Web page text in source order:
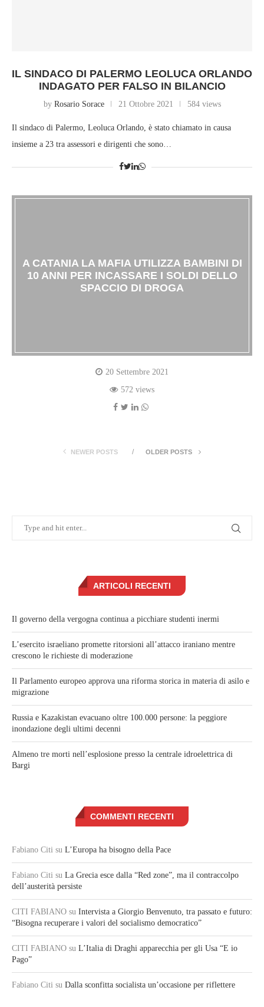
IL SINDACO DI PALERMO LEOLUCA ORLANDO
INDAGATO PER FALSO IN BILANCIO
by Rosario Sorace 21 Ottobre 2021 584 views
Il sindaco di Palermo, Leoluca Orlando, è stato chiamato in causa
insieme a 23 tra assessori e dirigenti che sono…
A CATANIA LA MAFIA UTILIZZA BAMBINI DI
10 ANNI PER INCASSARE I SOLDI DELLO
SPACCIO DI DROGA
20 Settembre 2021
572 views
NEWER POSTS OLDER POSTS
ARTICOLI RECENTI
Il governo della vergogna continua a picchiare studenti inermi
L’esercito israeliano promette ritorsioni all’attacco iraniano mentre
crescono le richieste di moderazione
Il Parlamento europeo approva una riforma storica in materia di asilo e
migrazione
Russia e Kazakistan evacuano oltre 100.000 persone: la peggiore
inondazione degli ultimi decenni
Almeno tre morti nell’esplosione presso la centrale idroelettrica di
Bargi
COMMENTI RECENTI
Fabiano Citi su L’Europa ha bisogno della Pace
Fabiano Citi su La Grecia esce dalla “Red zone”, ma il contraccolpo
dell’austerità persiste
CITI FABIANO su Intervista a Giorgio Benvenuto, tra passato e futuro:
“Bisogna recuperare i valori del socialismo democratico”
CITI FABIANO su L’Italia di Draghi apparecchia per gli Usa “E io
Pago”
Fabiano Citi su Dalla sconfitta socialista un’occasione per riflettere